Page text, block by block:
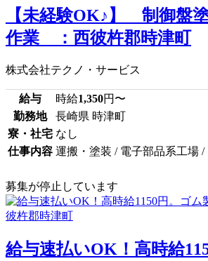
【未経験OK♪】 制御盤
作業 ：西彼杵郡時津町
株式会社テクノ・サービス
給与 時給1,350円〜
勤務地
長崎県 時津町
寮・社宅 なし
仕事内容 運搬・塗装 / 電子部品系工場 /
募集が停止しています
給与速払いOK！高時給